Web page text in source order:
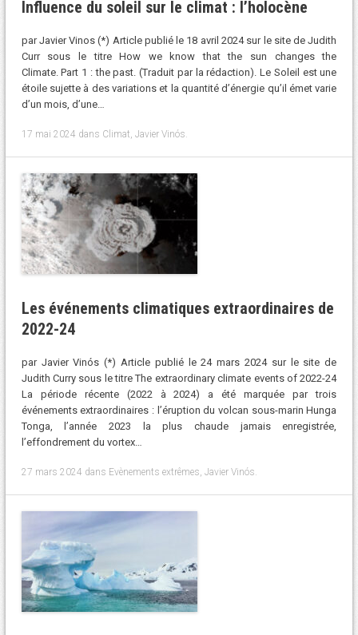
Influence du soleil sur le climat : l’holocène
par Javier Vinos (*) Article publié le 18 avril 2024 sur le site de Judith
Curr sous le titre How we know that the sun changes the
Climate. Part 1 : the past. (Traduit par la rédaction). Le Soleil est une
étoile sujette à des variations et la quantité d’énergie qu’il émet varie
d’un mois, d’une…
17 mai 2024 dans Climat Javier Vinós
Les événements climatiques extraordinaires de
2022-24
par Javier Vinós (*) Article publié le 24 mars 2024 sur le site de
Judith Curry sous le titre The extraordinary climate events of 2022-24
La période récente (2022 à 2024) a été marquée par trois
événements extraordinaires : l’éruption du volcan sous-marin Hunga
Tonga, l’année 2023 la plus chaude jamais enregistrée,
l’effondrement du vortex…
27 mars 2024 dans Evènements extrêmes Javier Vinós